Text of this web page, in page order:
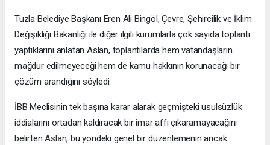
Tuzla Belediye Başkanı Eren Ali Bingöl, Çevre, Şehircilik ve İklim
Değişikliği Bakanlığı ile diğer ilgili kurumlarla çok sayıda toplantı
yaptıklarını anlatan Aslan, toplantılarda hem vatandaşların
mağdur edilmeyeceği hem de kamu hakkının korunacağı bir
çözüm arandığını söyledi.
İBB Meclisinin tek başına karar alarak geçmişteki usulsüzlük
iddialarını ortadan kaldıracak bir imar affı çıkaramayacağını
belirten Aslan, bu yöndeki genel bir düzenlemenin ancak